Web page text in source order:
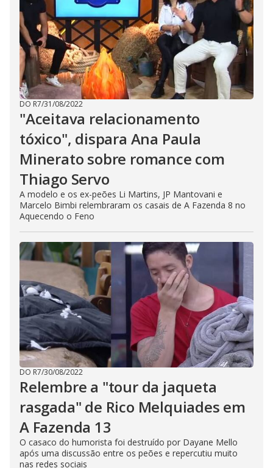
DO R7/31/08/2022
"Aceitava relacionamento
tóxico", dispara Ana Paula
Minerato sobre romance com
Thiago Servo
A modelo e os ex-peões Li Martins, JP Mantovani e
Marcelo Bimbi relembraram os casais de A Fazenda 8 no
Aquecendo o Feno
DO R7/30/08/2022
Relembre a "tour da jaqueta
rasgada" de Rico Melquiades em
A Fazenda 13
O casaco do humorista foi destruído por Dayane Mello
após uma discussão entre os peões e repercutiu muito
nas redes sociais